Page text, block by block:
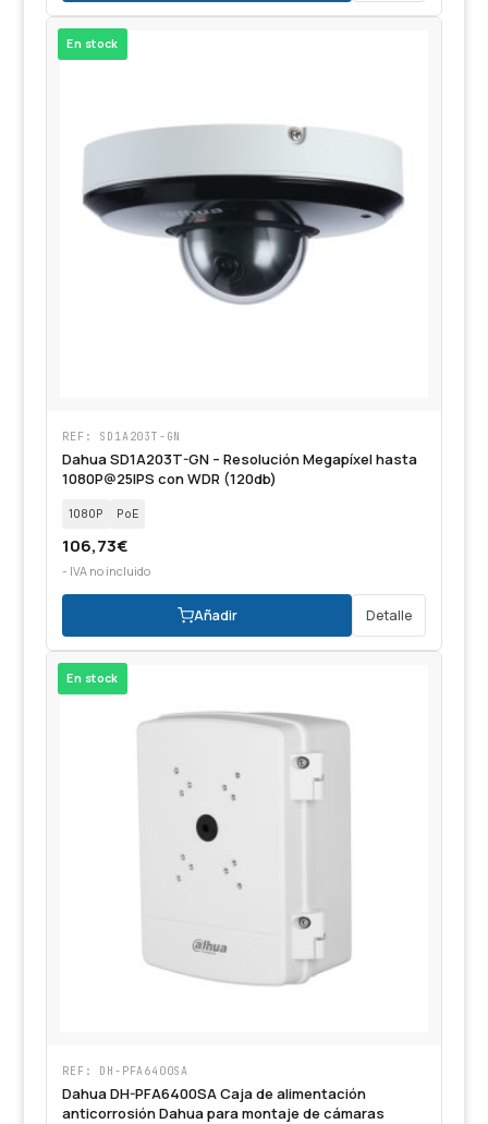
En stock
REF: SD1A203T-GN
Dahua SD1A203T-GN – Resolución Megapíxel hasta
1080P@25IPS con WDR (120db)
1080P PoE
106,73€
- IVA no incluido
Añadir Detalle
En stock
REF: DH-PFA6400SA
Dahua DH-PFA6400SA Caja de alimentación
anticorrosión Dahua para montaje de cámaras